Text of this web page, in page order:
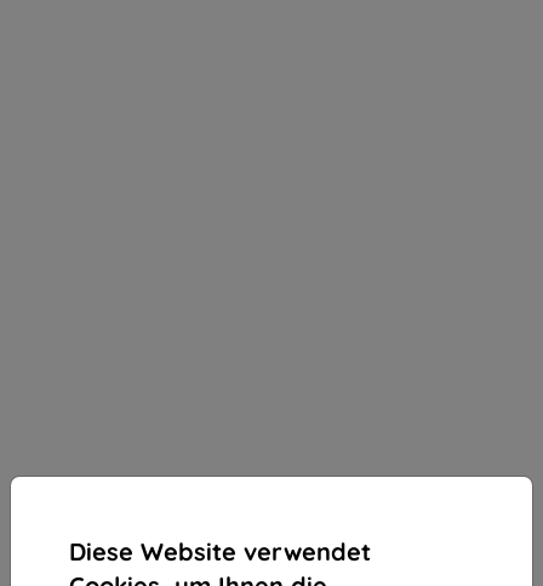
Diese Website verwendet